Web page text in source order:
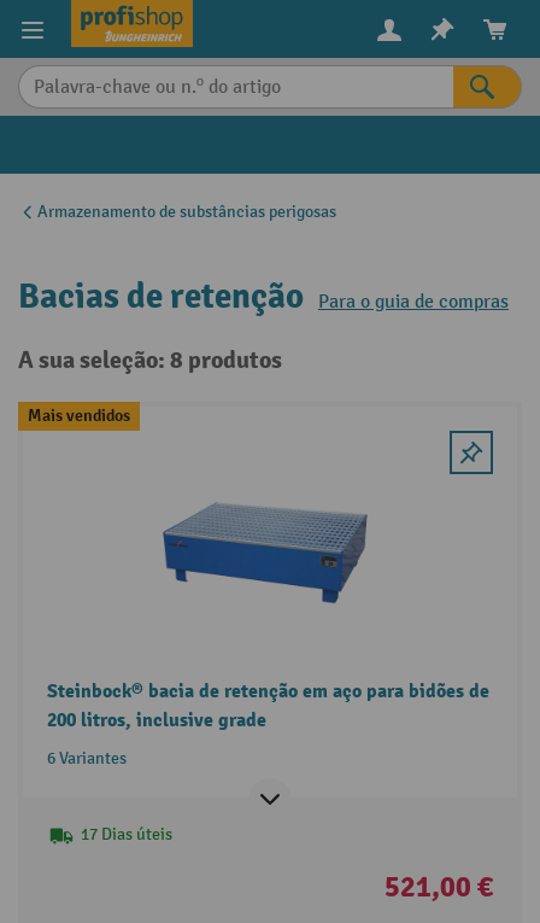
principal
Armazenamento de substâncias perigosas
Bacias de retenção Para o guia de compras
A sua seleção: 8 produtos
Mais vendidos
Steinbock® bacia de retenção em aço para bidões de
200 litros, inclusive grade
6 Variantes
17 Dias úteis
521,00 €